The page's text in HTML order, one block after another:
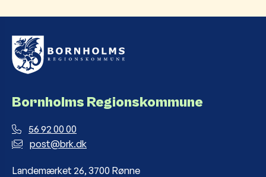
Bornholms Regionskommune
56 92 00 00
post@brk.dk
Landemærket 26, 3700 Rønne